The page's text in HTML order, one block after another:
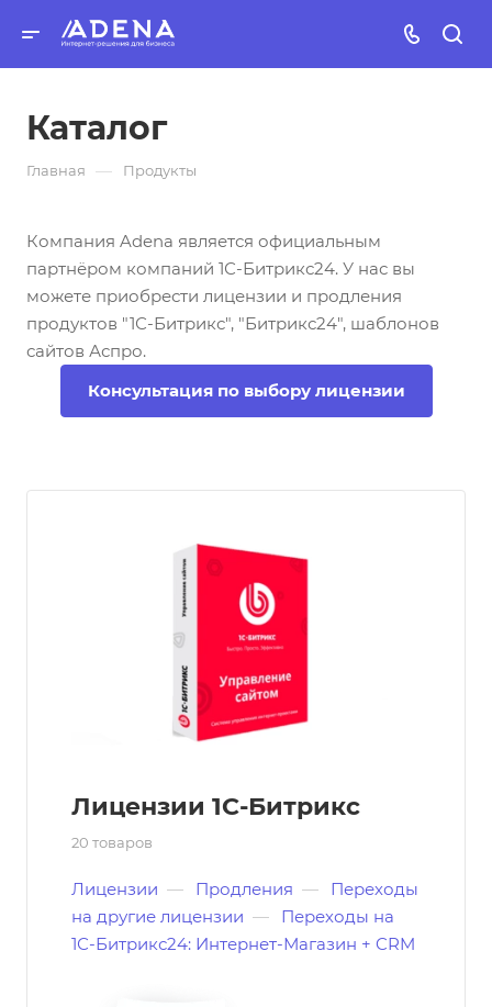
Каталог
Главная — Продукты
Компания Adena является официальным
партнёром компаний 1С-Битрикс24. У нас вы
можете приобрести лицензии и продления
продуктов "1С-Битрикс", "Битрикс24", шаблонов
сайтов Аспро.
Консультация по выбору лицензии
Лицензии 1С-Битрикс
20 товаров
Лицензии — Продления —
Переходы
на другие лицензии —
Переходы на
1С-Битрикс24: Интернет-Магазин + CRM